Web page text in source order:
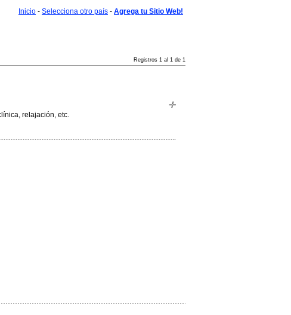
Inicio - Selecciona otro país - Agrega tu Sitio Web!
Registros 1 al 1 de 1
relajación, etc.